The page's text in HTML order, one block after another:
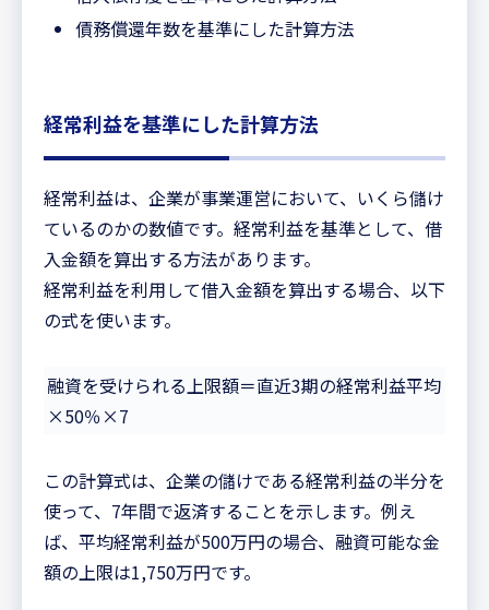
債務償還年数を基準にした計算方法
経常利益を基準にした計算方法
経常利益は、企業が事業運営において、いくら儲け
ているのかの数値です。経常利益を基準として、借
入金額を算出する方法があります。
経常利益を利用して借入金額を算出する場合、以下
の式を使います。
融資を受けられる上限額＝直近3期の経常利益平均
×50％×7
この計算式は、企業の儲けである経常利益の半分を
使って、7年間で返済することを示します。例え
ば、平均経常利益が500万円の場合、融資可能な金
額の上限は1,750万円です。